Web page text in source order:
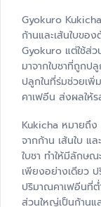
Gyokuro
ก้านและเส้นใบขอ
Gyokuro แต่ใช้ส่
มาจากใบชาที่ถูกป
ปลูกในที่ร่มช่วยเพิ่
คาเฟอีน ส่งผลให้
Kukicha หมายถึง
จากก้าน เส้นใบ แล
ใบชา ทำให้มีลักษณ
เพียงอย่างเดียว
ปริมาณคาเฟอีนที่ต่
ส่วนใหญ่เป็นก้านแ